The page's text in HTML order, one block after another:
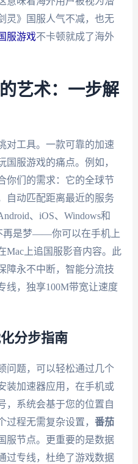
灵》国服人气不减，也无
服游戏不卡顿就成了海外
艺术：一步解
对工具。一款可靠的加速
服游戏的痛点。例如，
你们的需求：它的全球节
自动匹配距离最近的服务
、iOS、Windows和
再是梦——你可以在手机上
Mac上追国服影音内容。此
障永不中断，智能分流技
线，独享100M带宽让速度
分步指南
问题，可以轻松通过几个
装加速器应用，在手机或
，系统会基于您的位置自
过程无需复杂设置， 番茄
服节点。更重要的是数据
过专线，杜绝了游戏数据